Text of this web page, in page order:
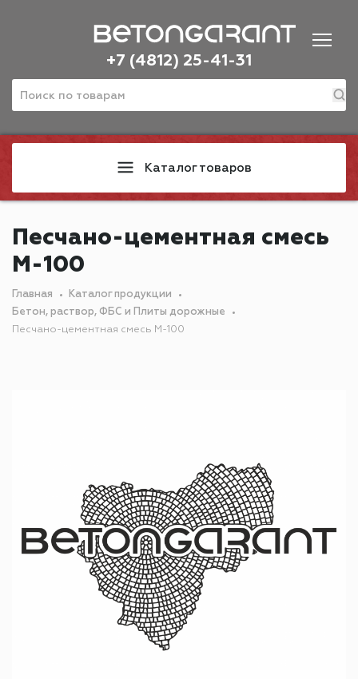
+7 (4812) 25-41-31
Каталог товаров
Песчано-цементная смесь
М-100
Главная
Каталог продукции
Бетон, раствор, ФБС и Плиты дорожные
Песчано-цементная смесь М-100